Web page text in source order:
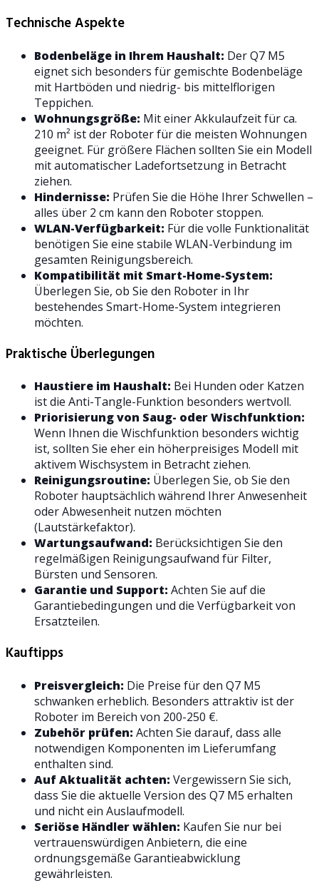
Technische Aspekte
Bodenbeläge in Ihrem Haushalt: Der Q7 M5
eignet sich besonders für gemischte Bodenbeläge
mit Hartböden und niedrig- bis mittelflorigen
Teppichen.
Wohnungsgröße: Mit einer Akkulaufzeit für ca.
210 m² ist der Roboter für die meisten Wohnungen
geeignet. Für größere Flächen sollten Sie ein Modell
mit automatischer Ladefortsetzung in Betracht
ziehen.
Hindernisse: Prüfen Sie die Höhe Ihrer Schwellen –
alles über 2 cm kann den Roboter stoppen.
WLAN-Verfügbarkeit: Für die volle Funktionalität
benötigen Sie eine stabile WLAN-Verbindung im
gesamten Reinigungsbereich.
Kompatibilität mit Smart-Home-System:
Überlegen Sie, ob Sie den Roboter in Ihr
bestehendes Smart-Home-System integrieren
möchten.
Praktische Überlegungen
Haustiere im Haushalt: Bei Hunden oder Katzen
ist die Anti-Tangle-Funktion besonders wertvoll.
Priorisierung von Saug- oder Wischfunktion:
Wenn Ihnen die Wischfunktion besonders wichtig
ist, sollten Sie eher ein höherpreisiges Modell mit
aktivem Wischsystem in Betracht ziehen.
Reinigungsroutine: Überlegen Sie, ob Sie den
Roboter hauptsächlich während Ihrer Anwesenheit
oder Abwesenheit nutzen möchten
(Lautstärkefaktor).
Wartungsaufwand: Berücksichtigen Sie den
regelmäßigen Reinigungsaufwand für Filter,
Bürsten und Sensoren.
Garantie und Support: Achten Sie auf die
Garantiebedingungen und die Verfügbarkeit von
Ersatzteilen.
Kauftipps
Preisvergleich: Die Preise für den Q7 M5
schwanken erheblich. Besonders attraktiv ist der
Roboter im Bereich von 200-250 €.
Zubehör prüfen: Achten Sie darauf, dass alle
notwendigen Komponenten im Lieferumfang
enthalten sind.
Auf Aktualität achten: Vergewissern Sie sich,
dass Sie die aktuelle Version des Q7 M5 erhalten
und nicht ein Auslaufmodell.
Seriöse Händler wählen: Kaufen Sie nur bei
vertrauenswürdigen Anbietern, die eine
ordnungsgemäße Garantieabwicklung
gewährleisten.